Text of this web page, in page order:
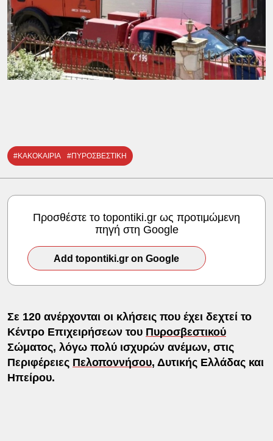
#ΚΑΚΟΚΑΙΡΙΑ #ΠΥΡΟΣΒΕΣΤΙΚΗ
Προσθέστε το topontiki.gr ως προτιμώμενη
πηγή στη Google
Add topontiki.gr on Google
Σε 120 ανέρχονται οι κλήσεις που έχει δεχτεί το
Κέντρο Επιχειρήσεων του Πυροσβεστικού
Σώματος, λόγω πολύ ισχυρών ανέμων, στις
Περιφέρειες Πελοποννήσου, Δυτικής Ελλάδας και
Ηπείρου.